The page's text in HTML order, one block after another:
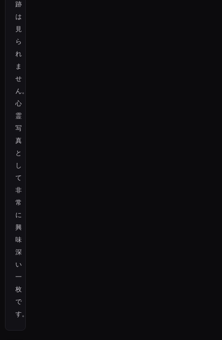
跡
は
見
ら
れ
ま
せ
ん。
心
霊
写
真
と
し
て
非
常
に
興
味
深
い
一
枚
で
す。